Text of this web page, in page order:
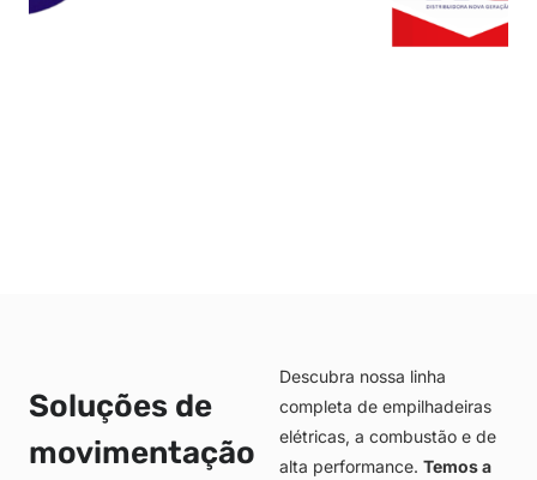
Soluções de
movimentação
Descubra nossa linha
completa de empilhadeiras
elétricas, a combustão e de
alta performance.Temos a